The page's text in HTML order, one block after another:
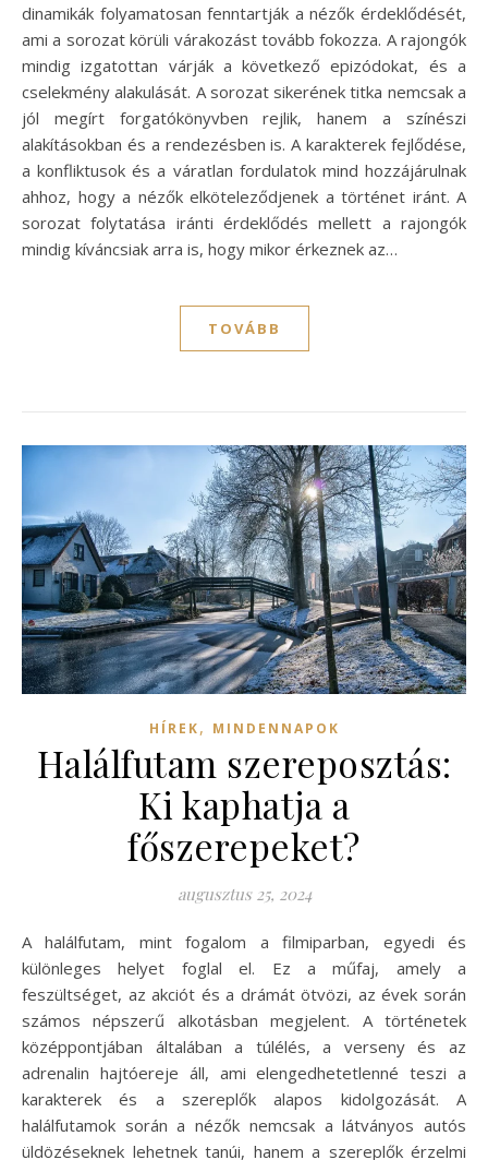
dinamikák folyamatosan fenntartják a nézők érdeklődését,
ami a sorozat körüli várakozást tovább fokozza. A rajongók
mindig izgatottan várják a következő epizódokat, és a
cselekmény alakulását. A sorozat sikerének titka nemcsak a
jól megírt forgatókönyvben rejlik, hanem a színészi
alakításokban és a rendezésben is. A karakterek fejlődése,
a konfliktusok és a váratlan fordulatok mind hozzájárulnak
ahhoz, hogy a nézők elköteleződjenek a történet iránt. A
sorozat folytatása iránti érdeklődés mellett a rajongók
mindig kíváncsiak arra is, hogy mikor érkeznek az…
TOVÁBB
HÍREK, MINDENNAPOK
Halálfutam szereposztás:
Ki kaphatja a
főszerepeket?
augusztus 25, 2024
A halálfutam, mint fogalom a filmiparban, egyedi és
különleges helyet foglal el. Ez a műfaj, amely a
feszültséget, az akciót és a drámát ötvözi, az évek során
számos népszerű alkotásban megjelent. A történetek
középpontjában általában a túlélés, a verseny és az
adrenalin hajtóereje áll, ami elengedhetetlenné teszi a
karakterek és a szereplők alapos kidolgozását. A
halálfutamok során a nézők nemcsak a látványos autós
üldözéseknek lehetnek tanúi, hanem a szereplők érzelmi